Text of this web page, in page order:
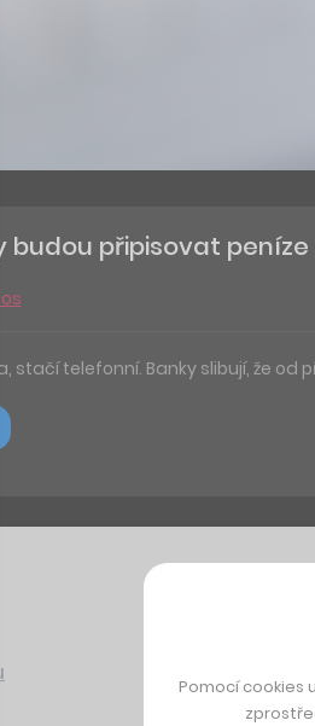
budou připisovat
stačí telefonní. Banky slibují, že od
Pomocí cookies